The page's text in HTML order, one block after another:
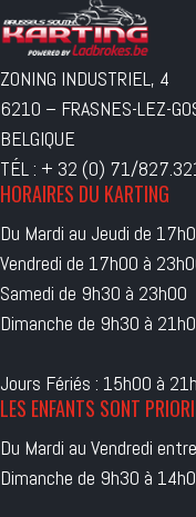
ZONING INDUSTRIEL, 4
6210 – FRASNES-LEZ-
BELGIQUE
TÉL : + 32 (0) 71/
HORAIRES DU KARTING
Du Mardi au Jeudi de
Vendredi de 17h00 à
Samedi de 9h30 à 23h00
Dimanche de 9h30 à
Jours Fériés : 15h00 à
LES ENFANTS SONT
Du Mardi au Vendredi
Dimanche de 9h30 à